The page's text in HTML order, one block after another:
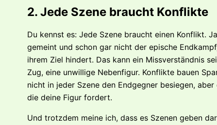
2. Jede Szene braucht Konflikte
Du kennst es: Jede Szene braucht einen Konflikt.
gemeint und schon gar nicht der epische
ihrem Ziel hindert. Das kann ein Missverständnis
Zug, eine unwillige Nebenfigur. Konflikte bauen
nicht in jeder Szene den Endgegner besiegen,
die deine Figur fordert.
Und trotzdem meine ich, dass es Szenen geben